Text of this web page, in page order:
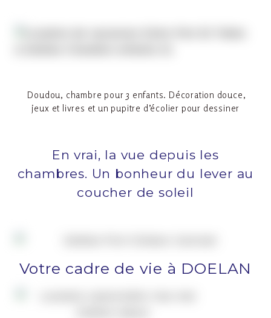
Doudou, chambre pour 3 enfants. Décoration douce,
jeux et livres et un pupitre d’écolier pour dessiner
En vrai, la vue depuis les
chambres. Un bonheur du lever au
coucher de soleil
Votre cadre de vie à DOELAN